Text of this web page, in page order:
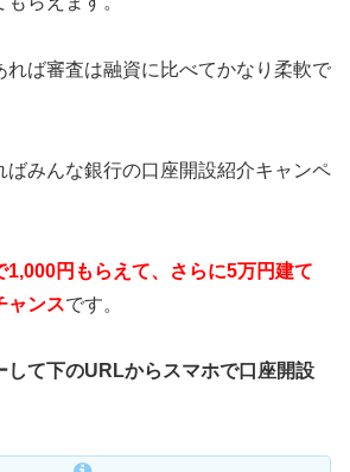
れば審査は融資に比べてかなり柔軟で
ばみんな銀行の口座開設紹介キャンペ
1,000円もらえて、さらに5万円建て
ャンスです。
して下のURLからスマホで口座開設